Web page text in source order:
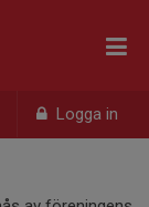
Logga in